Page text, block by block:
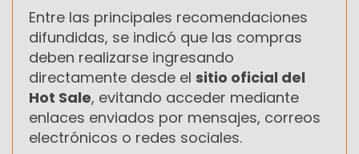
Entre las principales recomendaciones
difundidas, se indicó que las compras
deben realizarse ingresando
directamente desde el sitio oficial del
Hot Sale, evitando acceder mediante
enlaces enviados por mensajes, correos
electrónicos o redes sociales.